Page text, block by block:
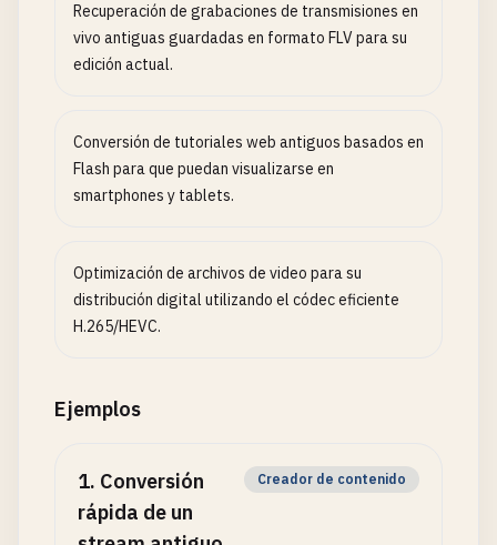
Recuperación de grabaciones de transmisiones en
vivo antiguas guardadas en formato FLV para su
edición actual.
Conversión de tutoriales web antiguos basados en
Flash para que puedan visualizarse en
smartphones y tablets.
Optimización de archivos de video para su
distribución digital utilizando el códec eficiente
H.265/HEVC.
Ejemplos
1. Conversión
rápida de un
Creador de contenido